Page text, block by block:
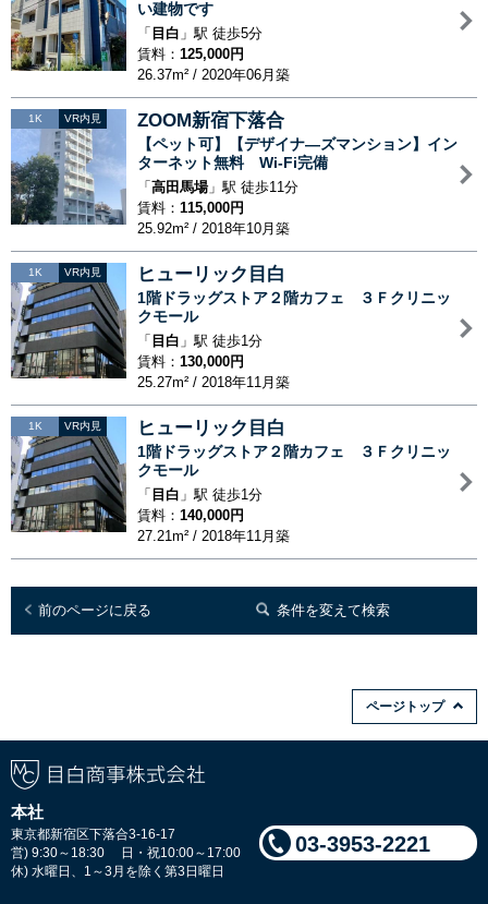
い建物です
「 目白 」駅 徒歩5分
賃料： 125,000円
26.37m² / 2020年06月築
1K VR内見 ZOOM新宿下落合
【ペット可】【デザイナ—ズマンション】イン
ターネット無料 Wi-Fi完備
「 高田馬場」駅 徒歩11分
賃料： 115,000円
25.92m² / 2018年10月築
1K VR内見 ヒューリック目白
1階ドラッグストア２階カフェ ３Ｆクリニッ
クモール
「 目白 」駅 徒歩1分
賃料： 130,000円
25.27m² / 2018年11月築
1K VR内見 ヒューリック目白
1階ドラッグストア２階カフェ ３Ｆクリニッ
クモール
「 目白 」駅 徒歩1分
賃料： 140,000円
27.21m² / 2018年11月築
前のページに戻る 条件を変えて検索
ページトップ
本社
東京都新宿区下落合3-16-17
営) 9:30～18:30 日・祝10:00～17:00
休) 水曜日、1～3月を除く第3日曜日
03-3953-2221